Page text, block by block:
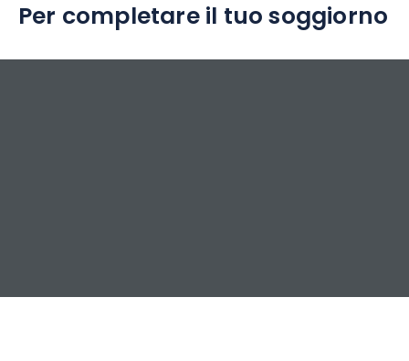
Per completare il tuo soggiorno